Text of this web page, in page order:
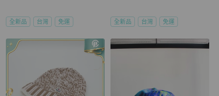
全新品 台灣 免運 全新品 台灣 免運